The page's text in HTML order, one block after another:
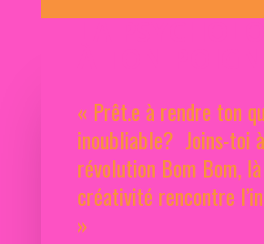
LA
« Prêt.e à rendre ton
inoubliable? Joins-toi
révolution Bom Bom,
créativité rencontre
»